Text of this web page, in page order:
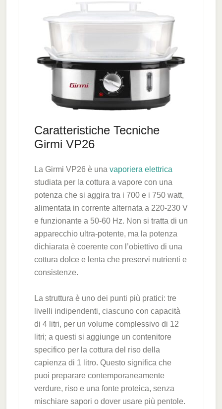
Caratteristiche Tecniche
Girmi VP26
La Girmi VP26 è una vaporiera elettrica
studiata per la cottura a vapore con una
potenza che si aggira tra i 700 e i 750 watt,
alimentata in corrente alternata a 220-230 V
e funzionante a 50-60 Hz. Non si tratta di un
apparecchio ultra-potente, ma la potenza
dichiarata è coerente con l’obiettivo di una
cottura dolce e lenta che preservi nutrienti e
consistenze.
La struttura è uno dei punti più pratici: tre
livelli indipendenti, ciascuno con capacità
di 4 litri, per un volume complessivo di 12
litri; a questi si aggiunge un contenitore
specifico per la cottura del riso della
capienza di 1 litro. Questo significa che
puoi preparare contemporaneamente
verdure, riso e una fonte proteica, senza
mischiare sapori o dover usare più pentole.